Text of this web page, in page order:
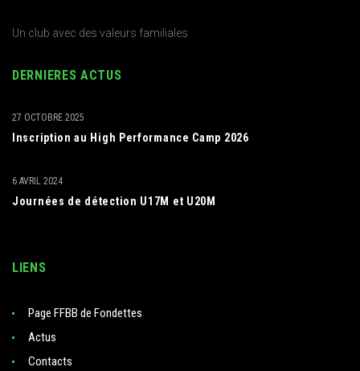
Un club avec des valeurs familiales
DERNIERES ACTUS
Inscription au High Performance Camp 2026
27 OCTOBRE 2025
Journées de détection U17M et U20M
6 AVRIL 2024
LIENS
Page FFBB de Fondettes
Actus
Contacts